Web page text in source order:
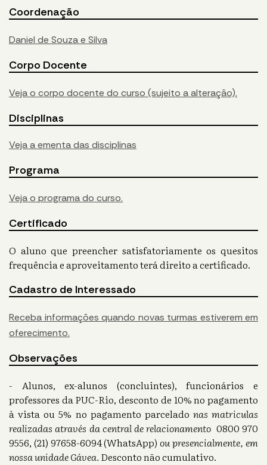
Coordenação
Daniel de Souza e Silva
Corpo Docente
Veja o corpo docente do curso (sujeito a alteração).
Disciplinas
Veja a ementa das disciplinas
Programa
Veja o programa do curso.
Certificado
O aluno que preencher satisfatoriamente os quesitos
frequência e aproveitamento terá direito a certificado.
Cadastro de Interessado
Receba informações quando novas turmas estiverem em
oferecimento.
Observações
- Alunos, ex-alunos (concluintes), funcionários e
professores da PUC-Rio, desconto de 10% no pagamento
à vista ou 5% no pagamento parcelado nas matriculas
realizadas através da central de relacionamento 0800 970
9556, (21) 97658-6094 (WhatsApp)ou presencialmente, em
nossa unidade Gávea.Desconto não cumulativo.